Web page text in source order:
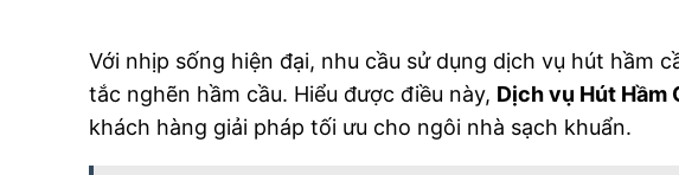
Với nhịp sống hiện đại, nhu cầu sử dụng dịch vụ hút hầm
tắc nghẽn hầm cầu. Hiểu được điều này, Dịch vụ Hút Hầm
khách hàng giải pháp tối ưu cho ngôi nhà sạch khuẩn.